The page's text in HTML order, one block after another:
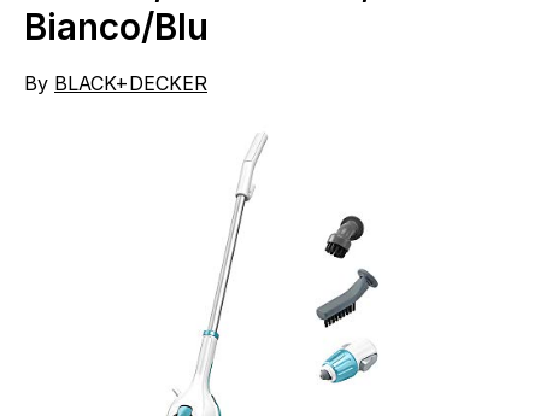
Bianco/Blu
By BLACK+DECKER